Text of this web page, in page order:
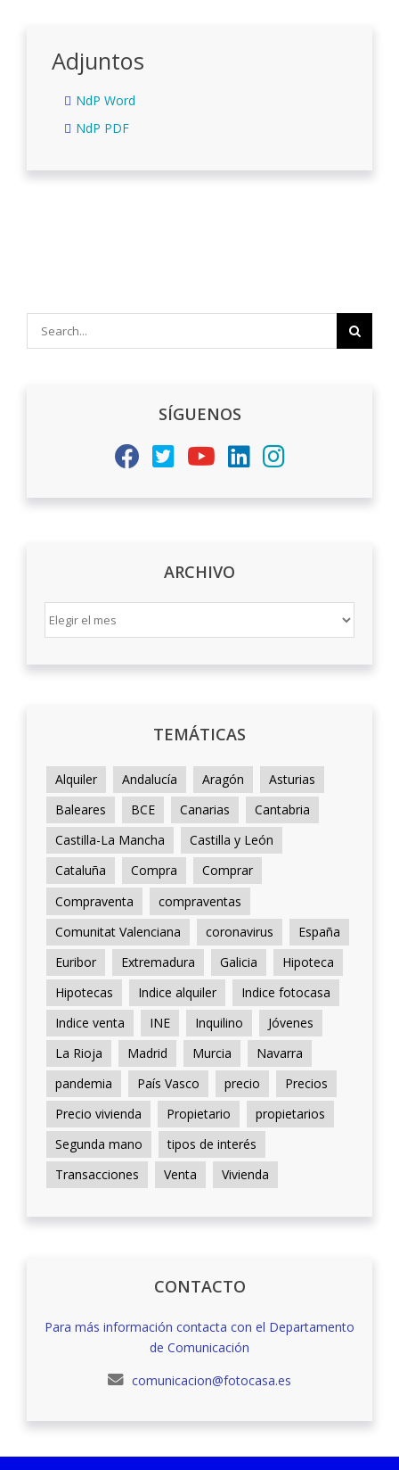
Adjuntos
NdP Word
NdP PDF
SÍGUENOS
ARCHIVO
ARCHIVO
TEMÁTICAS
Alquiler Andalucía Aragón
Asturias
Baleares
BCE Canarias
Cantabria
Castilla-La Mancha
Castilla y León
Cataluña
Compra
Comprar
Compraventa
compraventas
Comunitat Valenciana
coronavirus
España
Euribor
Extremadura Galicia
Hipoteca
Hipotecas
Indice alquiler
Indice fotocasa
Indice venta
INE Inquilino
Jóvenes
La Rioja
Madrid Murcia
Navarra
pandemia
País Vasco precio
Precios
Precio vivienda
Propietario
propietarios
Segunda mano
tipos de interés
Transacciones
Venta Vivienda
CONTACTO
Para más información contacta con el Departamento
de Comunicación
comunicacion@fotocasa.es